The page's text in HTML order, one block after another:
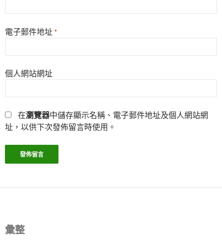
電子郵件地址 *
個人網站網址
在瀏覽器中儲存顯示名稱、電子郵件地址及個人網站網
址，以供下次發佈留言時使用。
彙整